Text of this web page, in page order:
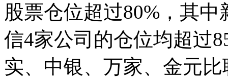
股票仓位超过80%，其
信4家公司的仓位均超过
实、中银、万家、金元